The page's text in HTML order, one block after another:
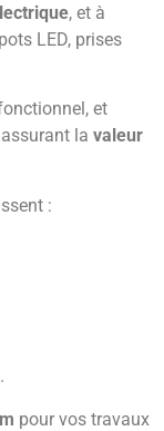
, et à
LED, prises
et
la valeur
:
.
pour vos travaux